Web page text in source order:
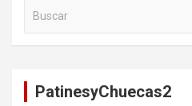
PatinesyChuecas2